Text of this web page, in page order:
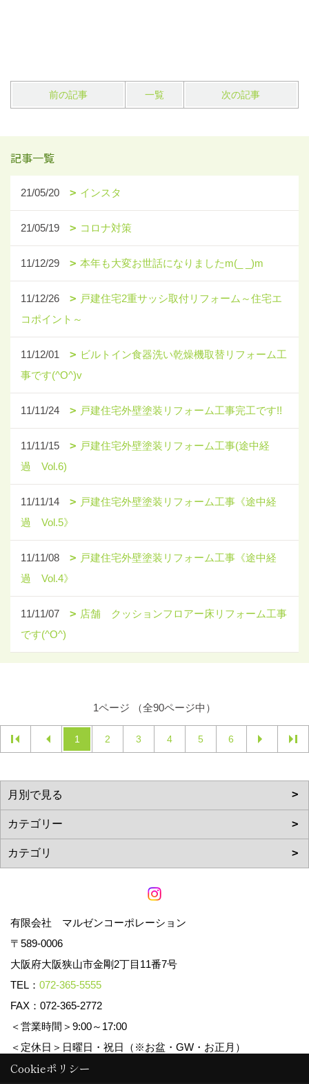
前の記事 一覧 次の記事
記事一覧
21/05/20 インスタ
21/05/19 コロナ対策
11/12/29 本年も大変お世話になりましたm(_ _)m
11/12/26
戸建住宅2重サッシ取付リフォーム～住宅エ
コポイント～
11/12/01
ビルトイン食器洗い乾燥機取替リフォーム工
事です(^O^)v
11/11/24 戸建住宅外壁塗装リフォーム工事完工です!!
11/11/15
戸建住宅外壁塗装リフォーム工事(途中経
過 Vol.6)
11/11/14
戸建住宅外壁塗装リフォーム工事《途中経
過 Vol.5》
11/11/08
戸建住宅外壁塗装リフォーム工事《途中経
過 Vol.4》
11/11/07
店舗 クッションフロアー床リフォーム工事
です(^O^)
1ページ （全90ページ中）
1 2 3 4 5 6
有限会社 マルゼンコーポレーション
〒589-0006
大阪府大阪狭山市金剛2丁目11番7号
TEL： 072-365-5555
FAX：072-365-2772
＜営業時間＞9:00～17:00
＜定休日＞日曜日・祝日（※お盆・GW・お正月）
Cookieポリシー